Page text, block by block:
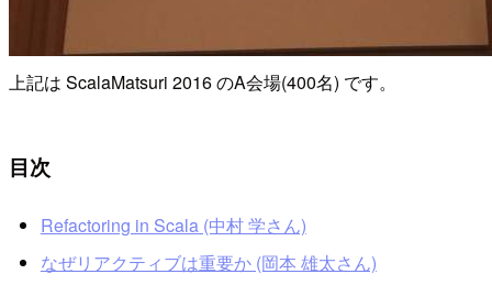
上記は ScalaMatsuri 2016 のA会場(400名) です。
目次
Refactoring in Scala (中村 学さん)
なぜリアクティブは重要か (岡本 雄太さん)